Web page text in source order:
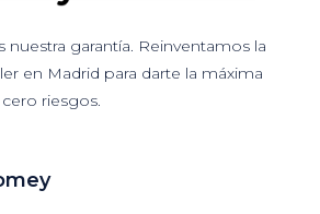
nuestra garantía. Reinventamos la
en Madrid para darte la máxima
riesgos.